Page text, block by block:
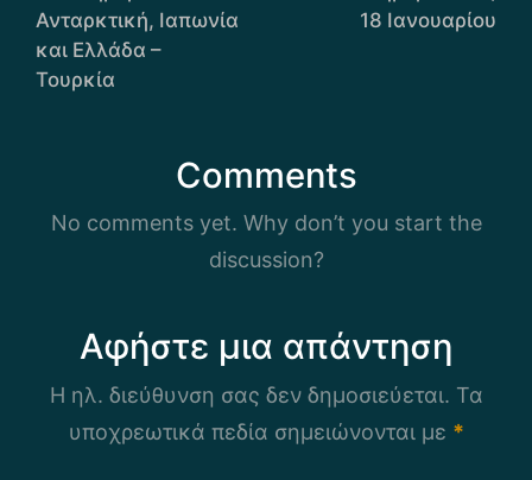
Ανταρκτική, Ιαπωνία
και Ελλάδα –
Τουρκία
18 Ιανουαρίου
Comments
No comments yet. Why don’t you start the
discussion?
Αφήστε μια απάντηση
Η ηλ. διεύθυνση σας δεν δημοσιεύεται. Τα
υποχρεωτικά πεδία σημειώνονται με *